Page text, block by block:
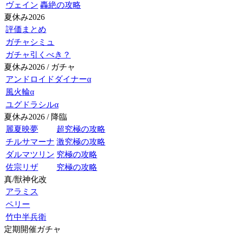
ヴェイン 轟絶の攻略
夏休み2026
評価まとめ
ガチャシミュ
ガチャ引くべき？
夏休み2026 / ガチャ
アンドロイドダイナーα
風火輪α
ユグドラシルα
夏休み2026 / 降臨
麗夏映夢
超究極の攻略
チルサマーナ 激究極の攻略
ダルマツリン 究極の攻略
佐宗リザ
究極の攻略
真/獣神化改
アラミス
ペリー
竹中半兵衛
定期開催ガチャ